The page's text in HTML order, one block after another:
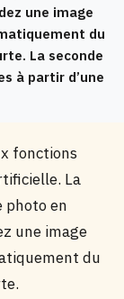
une image
du
La seconde
à partir d’une
fonctions
La
photo en
une image
du